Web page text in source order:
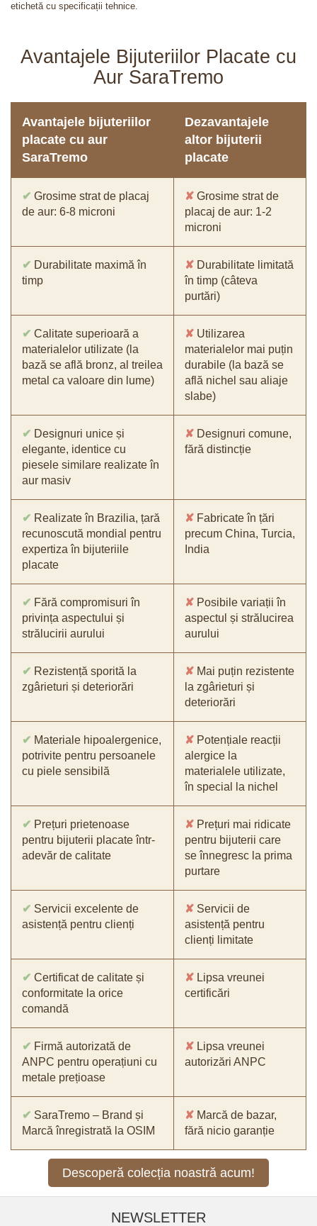
etichetă cu specificații tehnice.
Avantajele Bijuteriilor Placate cu
Aur SaraTremo
Avantajele bijuteriilor
placate cu aur
SaraTremo
Dezavantajele
altor bijuterii
placate
✔ Grosime strat de placaj
de aur: 6-8 microni
✘ Grosime strat de
placaj de aur: 1-2
microni
✔ Durabilitate maximă în
timp
✘ Durabilitate limitată
în timp (câteva
purtări)
✔ Calitate superioară a
materialelor utilizate (la
bază se află bronz, al treilea
metal ca valoare din lume)
✘ Utilizarea
materialelor mai puțin
durabile (la bază se
află nichel sau aliaje
slabe)
✔ Designuri unice și
elegante, identice cu
piesele similare realizate în
aur masiv
✘ Designuri comune,
fără distincție
✔ Realizate în Brazilia, țară
recunoscută mondial pentru
expertiza în bijuteriile
placate
✘ Fabricate în țări
precum China, Turcia,
India
✔ Fără compromisuri în
privința aspectului și
strălucirii aurului
✘ Posibile variații în
aspectul și strălucirea
aurului
✔ Rezistență sporită la
zgârieturi și deteriorări
✘ Mai puțin rezistente
la zgârieturi și
deteriorări
✔ Materiale hipoalergenice,
potrivite pentru persoanele
cu piele sensibilă
✘ Potențiale reacții
alergice la
materialele utilizate,
în special la nichel
✔ Prețuri prietenoase
pentru bijuterii placate într-
adevăr de calitate
✘ Prețuri mai ridicate
pentru bijuterii care
se înnegresc la prima
purtare
✔ Servicii excelente de
asistență pentru clienți
✘ Servicii de
asistență pentru
clienți limitate
✔ Certificat de calitate și
conformitate la orice
comandă
✘ Lipsa vreunei
certificări
✔ Firmă autorizată de
ANPC pentru operațiuni cu
metale prețioase
✘ Lipsa vreunei
autorizări ANPC
✔ SaraTremo – Brand și
Marcă înregistrată la OSIM
✘ Marcă de bazar,
fără nicio garanție
Descoperă colecția noastră acum!
NEWSLETTER